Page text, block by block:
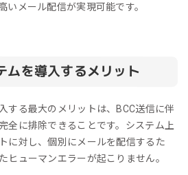
いメール配信が実現可能です。
ムを導入するメリット
する最大のメリットは、BCC送信に伴
全に排除できることです。システム上
に対し、個別にメールを配信するた
ヒューマンエラーが起こりません。